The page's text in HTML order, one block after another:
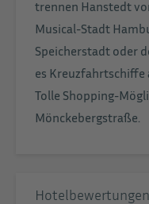
trennen Hanstedt
Musical-Stadt
Speicherstadt oder
es Kreuzfahrtschiffe
Tolle Shopping-
Mönckebergstraße.
Hotelbewertungen